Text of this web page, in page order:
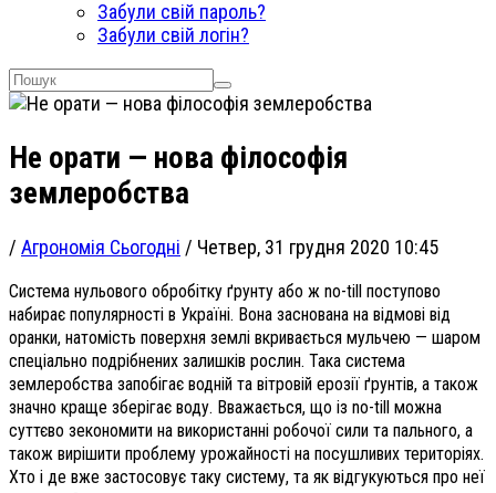
Забули свій пароль?
Забули свій логін?
Не орати — нова філософія
землеробства
/ Агрономія Сьогодні / Четвер, 31 грудня 2020 10:45
Система нульового обробітку ґрунту або ж no-till поступово
набирає популярності в Україні. Вона заснована на відмові від
оранки, натомість поверхня землі вкривається мульчею — шаром
спеціально подрібнених залишків рослин. Така система
землеробства запобігає водній та вітровій ерозії ґрунтів, а також
значно краще зберігає воду. Вважається, що із no-till можна
суттєво зекономити на використанні робочої сили та пального, а
також вирішити проблему урожайності на посушливих територіях.
Хто і де вже застосовує таку систему, та як відгукуються про неї